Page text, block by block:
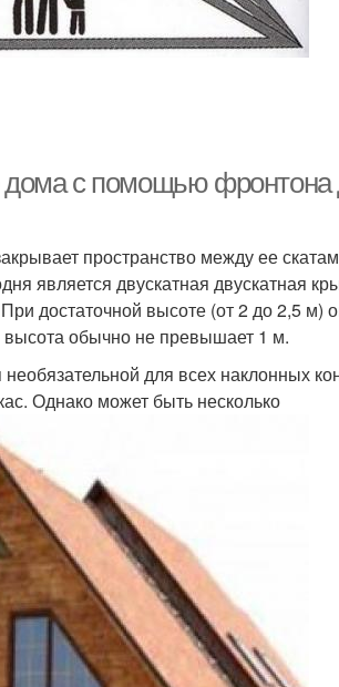
дома с помощью фронтона
пространство между ее
является двускатная двускатная
достаточной высоте (от 2 до 2,5 м)
обычно не превышает 1 м.
для всех наклонных
Однако может быть несколько